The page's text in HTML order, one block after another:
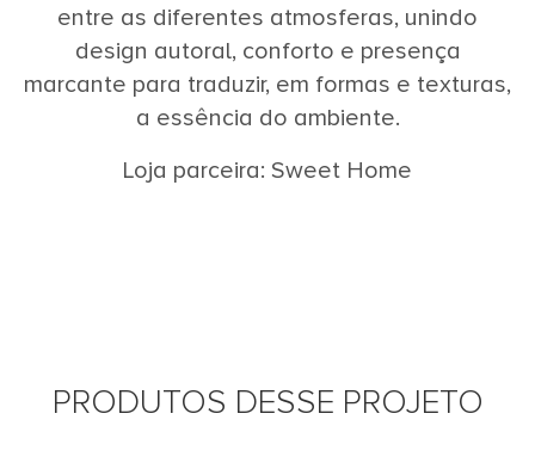
entre as diferentes atmosferas, unindo
design autoral, conforto e presença
marcante para traduzir, em formas e texturas,
a essência do ambiente.
Loja parceira: Sweet Home
PRODUTOS DESSE PROJETO